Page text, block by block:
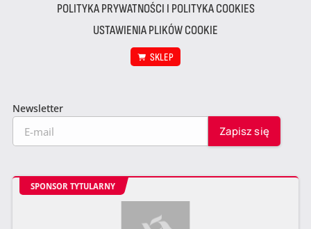
POLITYKA PRYWATNOŚCI I POLITYKA COOKIES
USTAWIENIA PLIKÓW COOKIE
SKLEP
Newsletter
SPONSOR TYTULARNY